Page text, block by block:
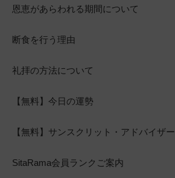
恩恵があらわれる期間について
断食を行う理由
礼拝の方法について
【無料】今日の運勢
【無料】サンスクリット・アドバイザー
SitaRama会員ランクご案内